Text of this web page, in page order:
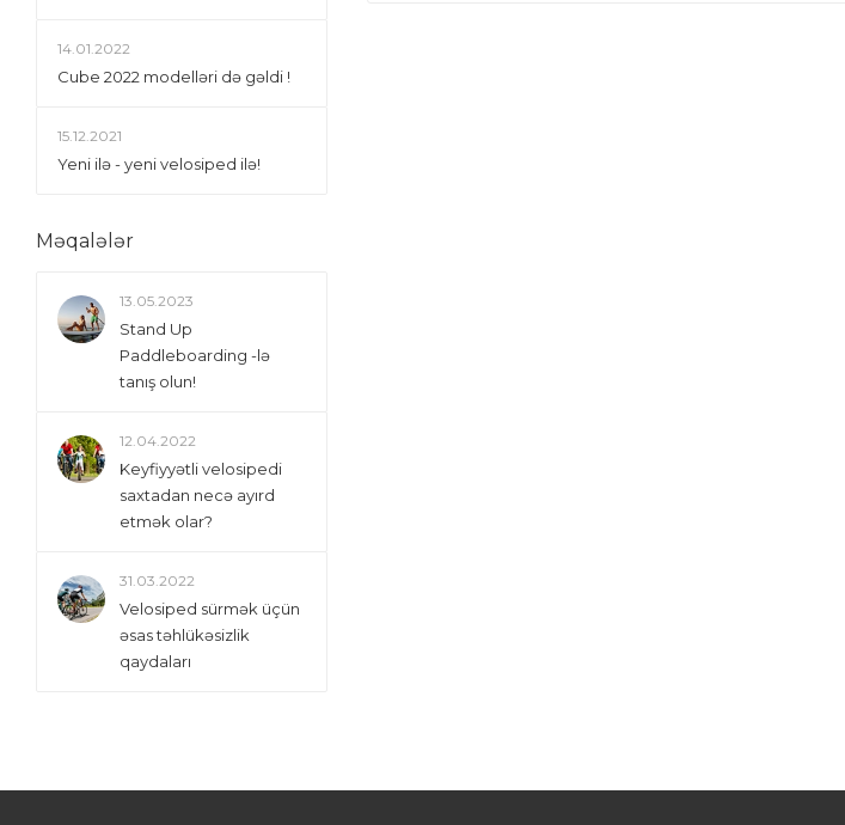
14.01.2022
Сube 2022 modelləri də gəldi !
15.12.2021
Yeni ilə - yeni velosiped ilə!
Məqalələr
13.05.2023
Stand Up
Paddleboarding -lə
tanış olun!
12.04.2022
Keyfiyyətli velosipedi
saxtadan necə ayırd
etmək olar?
31.03.2022
Velosiped sürmək üçün
əsas təhlükəsizlik
qaydaları